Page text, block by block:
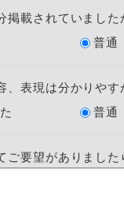
掲載されていました
普通
、表現は分かりやす
普通
ご要望がありまし